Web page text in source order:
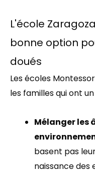
L'école
bonne option
doués
Les écoles
les familles qui ont
Mélanger les
basent pas
naissance des